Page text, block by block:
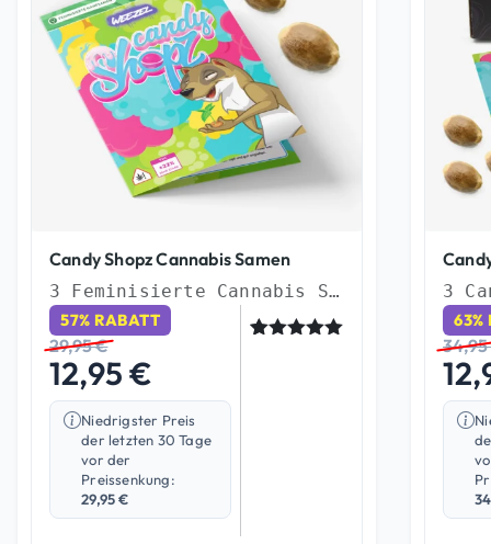
Candy Shopz Cannabis Samen
3 Feminisierte Cannabis Samen
57% RABATT
29,95€
12,95€
Niedrigster Preis
der letzten 30 Tage
vor der
Preissenkung:
29,95€
63%
34,95